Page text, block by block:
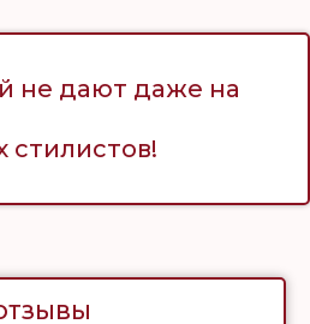
не дают даже на
стилистов!